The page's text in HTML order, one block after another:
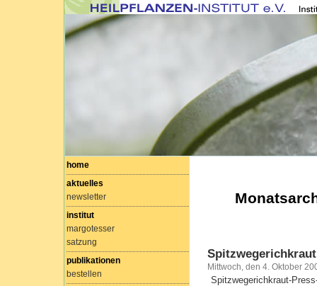
home
aktuelles
newsletter
institut
margotesser
satzung
publikationen
bestellen
Mittwoch, den 4. Oktober
Spitzwegerichkraut-